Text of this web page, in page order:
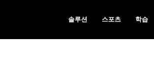
솔루션 스포츠 학습